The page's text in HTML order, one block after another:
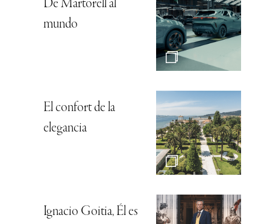
De Martorell al
mundo
El confort de la
elegancia
Ignacio Goitia, Él es